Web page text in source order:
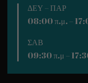
ΔΕΥ – ΠΑΡ
08:00 π.μ. –
ΣΑΒ
09:30 π.μ –